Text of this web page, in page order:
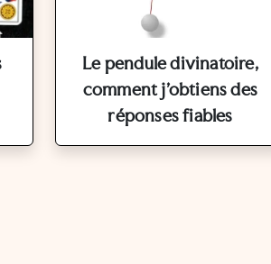
Le pendule divinatoire,
comment j'obtiens des
réponses fiables